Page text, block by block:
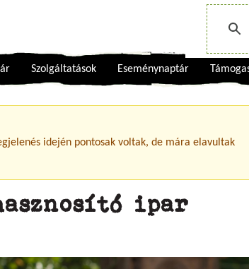
Szolgáltatások Eseménynaptár
idején pontosak voltak, de mára elavultak
ipar